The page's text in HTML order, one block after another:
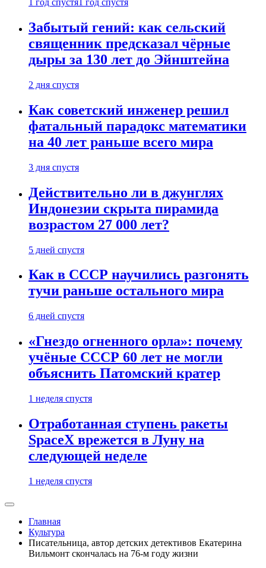
1 год спустя 1 год спустя
Забытый гений: как сельский
священник предсказал чёрные
дыры за 130 лет до Эйнштейна
2 дня спустя
Как советский инженер решил
фатальный парадокс математики
на 40 лет раньше всего мира
3 дня спустя
Действительно ли в джунглях
Индонезии скрыта пирамида
возрастом 27 000 лет?
5 дней спустя
Как в СССР научились разгонять
тучи раньше остального мира
6 дней спустя
«Гнездо огненного орла»: почему
учёные СССР 60 лет не могли
объяснить Патомский кратер
1 неделя спустя
Отработанная ступень ракеты
SpaceX врежется в Луну на
следующей неделе
1 неделя спустя
Главная
Культура
Писательница, автор детских детективов Екатерина
Вильмонт скончалась на 76-м году жизни